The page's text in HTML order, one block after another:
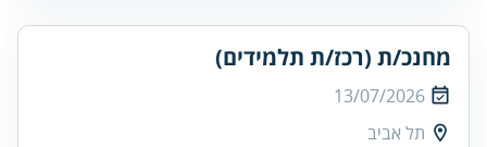
מחנכ/ת (רכז/ת תלמידים)
13/07/2026
תל אביב